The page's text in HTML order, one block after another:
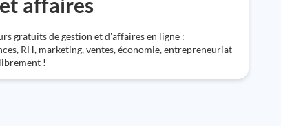
gratuits de gestion et d'affaires en ligne :
RH, marketing, ventes, économie, entrepreneuriat
!